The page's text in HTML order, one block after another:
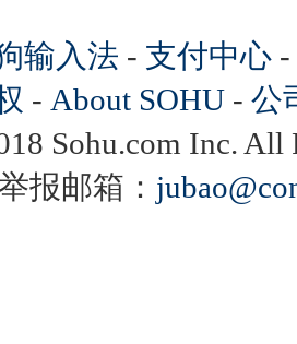
输入法 - 支付中心 -
- About SOHU - 公
Sohu.com Inc.
报邮箱：